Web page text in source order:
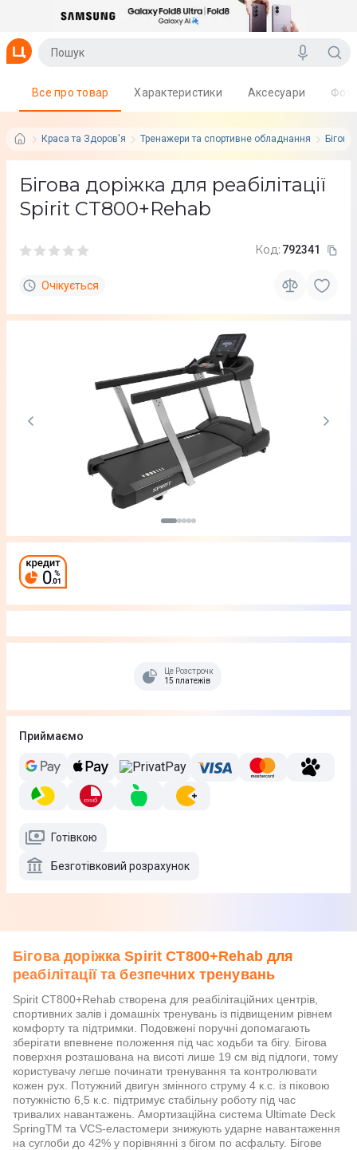
Краса та Здоров'я Тренажери та спортивне обладнання Бігові
Все про товар Характеристики Аксесуари
Бігова доріжка для реабілітації
Spirit CT800+Rehab
Код: 792341
Очікується
Це Розстрочка
15 платежів
Приймаємо
Готівкою
Безготівковий розрахунок
Бігова доріжка Spirit CT800+Rehab для
реабілітації та безпечних тренувань
Spirit CT800+Rehab створена для реабілітаційних центрів,
спортивних залів і домашніх тренувань із підвищеним рівнем
комфорту та підтримки. Подовжені поручні допомагають
зберігати впевнене положення під час ходьби та бігу. Бігова
поверхня розташована на висоті лише 19 см від підлоги, тому
користувачу легше починати тренування та контролювати
кожен рух. Потужний двигун змінного струму 4 к.с. із піковою
потужністю 6,5 к.с. підтримує стабільну роботу під час
тривалих навантажень. Амортизаційна система Ultimate Deck
SpringTM та VCS-еластомери знижують ударне навантаження
на суглоби до 42% у порівнянні з бігом по асфальту. Бігове